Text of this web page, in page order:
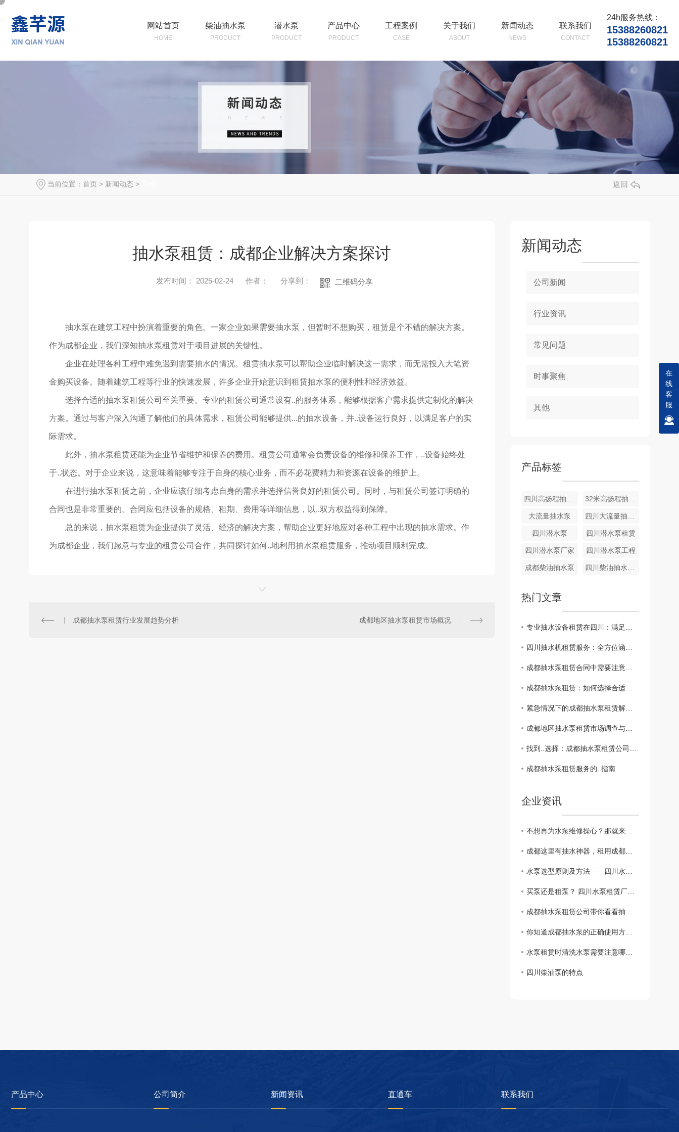
24h服务热线：
15388260821
15388260821
网站首页
HOME
柴油抽水泵
PRODUCT
潜水泵
PRODUCT
产品中心
PRODUCT
工程案例
CASE
关于我们
ABOUT
公司简介
企业相册
荣誉资质
新闻动态
NEWS
公司新闻
行业资讯
常见问题
时事聚焦
其他
联系我们
CONTACT
当前位置： 首页 > 新闻动态 > 返回
抽水泵租赁：成都企业解决方案探讨
发布时间： 2025-02-24 作者： 分享到： 二维码分享
抽水泵在建筑工程中扮演着重要的角色。一家企业如果需要抽水泵，但暂时不想购买，租赁是个不错的解决方案。
作为成都企业，我们深知抽水泵租赁对于项目进展的关键性。
企业在处理各种工程中难免遇到需要抽水的情况。租赁抽水泵可以帮助企业临时解决这一需求，而无需投入大笔资
金购买设备。随着建筑工程等行业的快速发展，许多企业开始意识到租赁抽水泵的便利性和经济效益。
选择合适的抽水泵租赁公司至关重要。专业的租赁公司通常设有..的服务体系，能够根据客户需求提供定制化的解决
方案。通过与客户深入沟通了解他们的具体需求，租赁公司能够提供...的抽水设备，并..设备运行良好，以满足客户的实
际需求。
此外，抽水泵租赁还能为企业节省维护和保养的费用。租赁公司通常会负责设备的维修和保养工作，..设备始终处
于..状态。对于企业来说，这意味着能够专注于自身的核心业务，而不必花费精力和资源在设备的维护上。
在进行抽水泵租赁之前，企业应该仔细考虑自身的需求并选择信誉良好的租赁公司。同时，与租赁公司签订明确的
合同也是非常重要的。合同应包括设备的规格、租期、费用等详细信息，以..双方权益得到保障。
总的来说，抽水泵租赁为企业提供了灵活、经济的解决方案，帮助企业更好地应对各种工程中出现的抽水需求。作
为成都企业，我们愿意与专业的租赁公司合作，共同探讨如何..地利用抽水泵租赁服务，推动项目顺利完成。
成都抽水泵租赁行业发展趋势分析 成都地区抽水泵租赁市场概况
新闻动态
公司新闻
行业资讯
常见问题
时事聚焦
其他
产品标签
四川高扬程抽水泵 32米高扬程抽水泵出租
大流量抽水泵 四川大流量抽水泵厂家
四川潜水泵 四川潜水泵租赁
四川潜水泵厂家 四川潜水泵工程
成都柴油抽水泵 四川柴油抽水泵租赁
热门文章
专业抽水设备租赁在四川：满足工程、农田等多种场景
四川抽水机租赁服务：全方位涵盖，应对各类需求
成都抽水泵租赁合同中需要注意的关键点
成都抽水泵租赁：如何选择合适的设备？
紧急情况下的成都抽水泵租赁解决方案
成都地区抽水泵租赁市场调查与比较
找到..选择：成都抽水泵租赁公司推荐
成都抽水泵租赁服务的..指南
企业资讯
不想再为水泵维修操心？那就来租用成都柴油抽水机吧！
成都这里有抽水神器，租用成都柴油抽水机来帮你解决水泵上的烦恼！
水泵选型原则及方法——四川水泵租赁厂家告诉你
买泵还是租泵？ 四川水泵租赁厂家有话说
成都抽水泵租赁公司带你看看抽水泵的特点及用途
你知道成都抽水泵的正确使用方法吗？
水泵租赁时清洗水泵需要注意哪些？
四川柴油泵的特点
产品中心 公司简介 新闻资讯 直通车 联系我们
在
线
客
服